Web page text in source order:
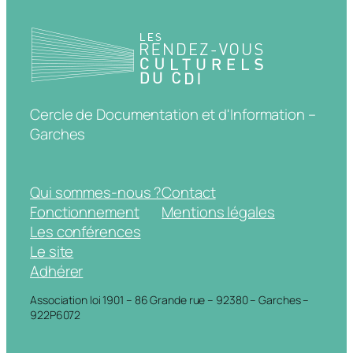
Cercle de Documentation et d'Information –
Garches
Qui sommes-nous ?
Fonctionnement
Les conférences
Le site
Adhérer
Contact
Mentions légales
Association loi 1901 – 86 Grande rue – 92380 – Garches –
922P6072